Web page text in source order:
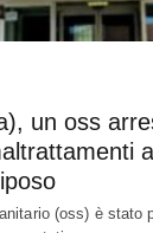
un oss
(oss) è stato